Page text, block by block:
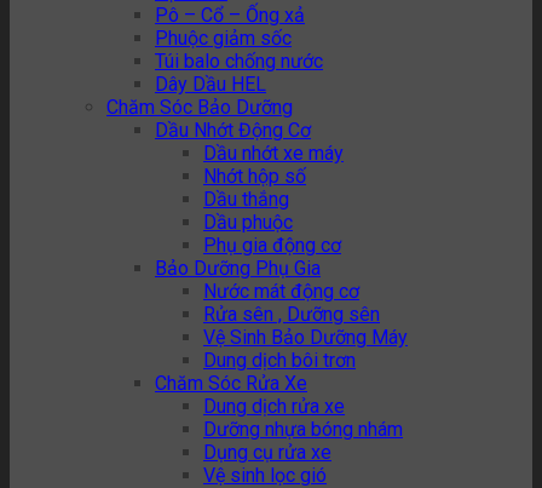
Pô – Cổ – Ống xả
Phuộc giảm sốc
Túi balo chống nước
Dây Dầu HEL
Chăm Sóc Bảo Dưỡng
Dầu Nhớt Động Cơ
Dầu nhớt xe máy
Nhớt hộp số
Dầu thắng
Dầu phuộc
Phụ gia động cơ
Bảo Dưỡng Phụ Gia
Nước mát động cơ
Rửa sên , Dưỡng sên
Vệ Sinh Bảo Dưỡng Máy
Dung dịch bôi trơn
Chăm Sóc Rửa Xe
Dung dịch rửa xe
Dưỡng nhựa bóng nhám
Dụng cụ rửa xe
Vệ sinh lọc gió